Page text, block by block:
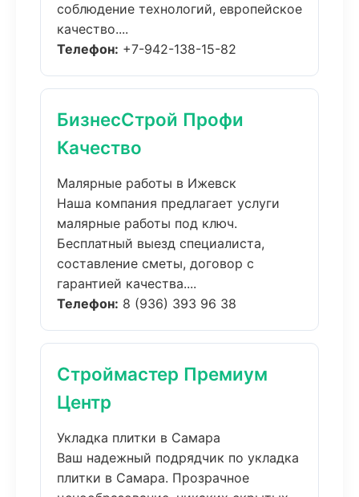
соблюдение технологий, европейское
качество....
Телефон: +7-942-138-15-82
БизнесСтрой Профи
Качество
Малярные работы в Ижевск
Наша компания предлагает услуги
малярные работы под ключ.
Бесплатный выезд специалиста,
составление сметы, договор с
гарантией качества....
Телефон: 8 (936) 393 96 38
Строймастер Премиум
Центр
Укладка плитки в Самара
Ваш надежный подрядчик по укладка
плитки в Самара. Прозрачное